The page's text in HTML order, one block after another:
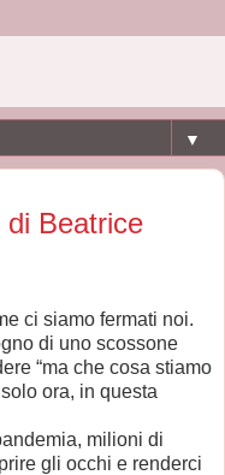
▼
di Beatrice
ci siamo fermati noi.
di uno scossone
“ma che cosa stiamo
ora, in questa
milioni di
gli occhi e renderci